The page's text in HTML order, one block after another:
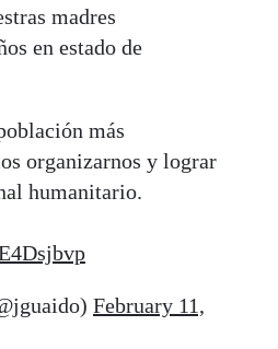
madres
en estado de
más
organizarnos y lograr
humanitario.
February 11,